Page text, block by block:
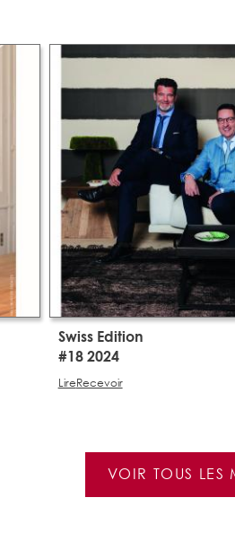
Swiss Edition
#18 2024
LireRecevoir
VOIR TOUS LES